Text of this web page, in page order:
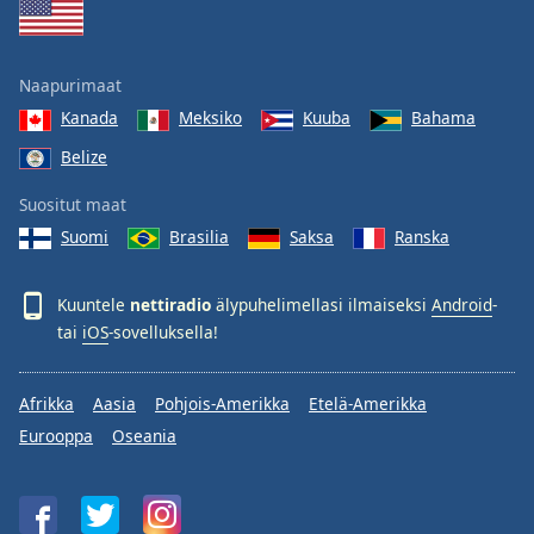
Naapurimaat
Kanada
Meksiko Kuuba
Bahama
Belize
Suositut maat
Suomi
Brasilia Saksa Ranska
Kuuntele nettiradio älypuhelimellasi ilmaiseksi Android-
tai iOS-sovelluksella!
Afrikka Aasia Pohjois-Amerikka
Etelä-Amerikka
Eurooppa
Oseania